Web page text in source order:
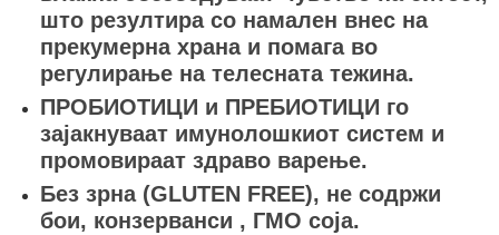
што резултира со намален внес на
прекумерна храна и помага во
регулирање на телесната тежина.
ПРОБИОТИЦИ и ПРЕБИОТИЦИ го
зајакнуваат имунолошкиот систем и
промовираат здраво варење.
Без зрна (GLUTEN FREE), не содржи
бои, конзерванси , ГМО соја.